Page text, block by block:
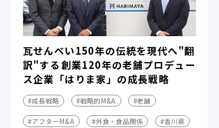
瓦せんべい150年の伝統を現代へ"翻
訳"する――創業120年の老舗プロデュー
ス企業「はりま家」の成長戦略
#成長戦略 #戦略的M&A #老舗
#アフターM&A #外食・食品関係 #香川県